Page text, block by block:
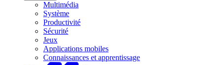
Multimédia
Système
Productivité
Sécurité
Jeux
Applications mobiles
Connaissances et apprentissage